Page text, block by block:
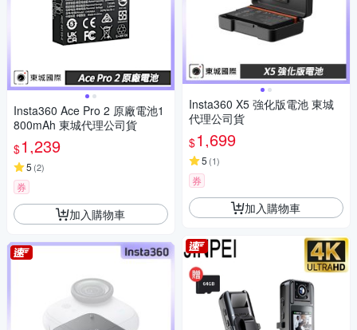
Insta360 Ace Pro 2 原廠電池1
800mAh 東城代理公司貨
$1,239
5 (2)
券
加入購物車
Insta360 X5 強化版電池 東城
代理公司貨
$1,699
5 (1)
券
加入購物車